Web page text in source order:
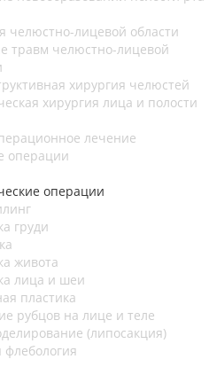
челюстно-лицевой области
травм челюстно-лицевой
хирургия челюстей
хирургия лица и полости
лечение
операции
операции
груди
живота
лица и шеи
пластика
рубцов на лице и теле
(липосакция)